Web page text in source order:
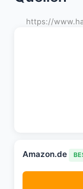
https://
Amazon.de